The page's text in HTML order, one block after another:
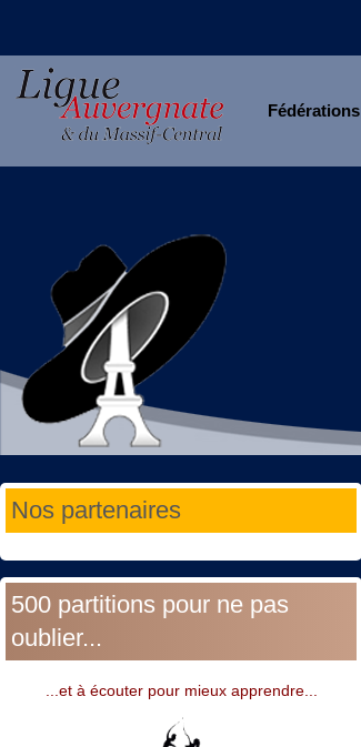
Fédérations
Nos partenaires
500 partitions pour ne pas
oublier...
...et à écouter pour mieux apprendre...